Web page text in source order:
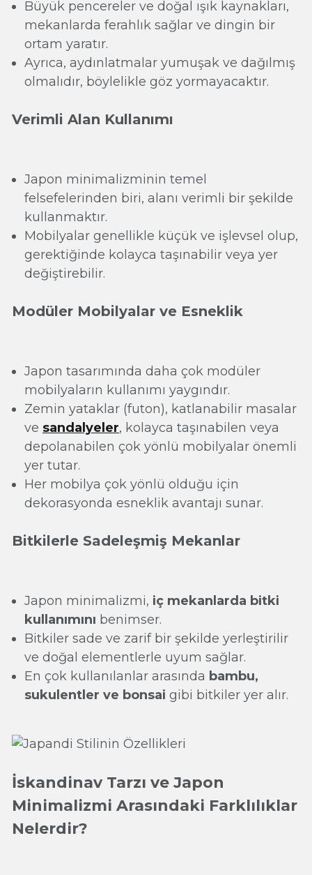
Büyük pencereler ve doğal ışık kaynakları,
mekanlarda ferahlık sağlar ve dingin bir
ortam yaratır.
Ayrıca, aydınlatmalar yumuşak ve dağılmış
olmalıdır, böylelikle göz yormayacaktır.
Verimli Alan Kullanımı
Japon minimalizminin temel
felsefelerinden biri, alanı verimli bir şekilde
kullanmaktır.
Mobilyalar genellikle küçük ve işlevsel olup,
gerektiğinde kolayca taşınabilir veya yer
değiştirebilir.
Modüler Mobilyalar ve Esneklik
Japon tasarımında daha çok modüler
mobilyaların kullanımı yaygındır.
Zemin yataklar (futon), katlanabilir masalar
ve sandalyeler, kolayca taşınabilen veya
depolanabilen çok yönlü mobilyalar önemli
yer tutar.
Her mobilya çok yönlü olduğu için
dekorasyonda esneklik avantajı sunar.
Bitkilerle Sadeleşmiş Mekanlar
Japon minimalizmi, iç mekanlarda bitki
kullanımını benimser.
Bitkiler sade ve zarif bir şekilde yerleştirilir
ve doğal elementlerle uyum sağlar.
En çok kullanılanlar arasında bambu,
sukulentler ve bonsai gibi bitkiler yer alır.
İskandinav Tarzı ve Japon
Minimalizmi Arasındaki Farklılıklar
Nelerdir?